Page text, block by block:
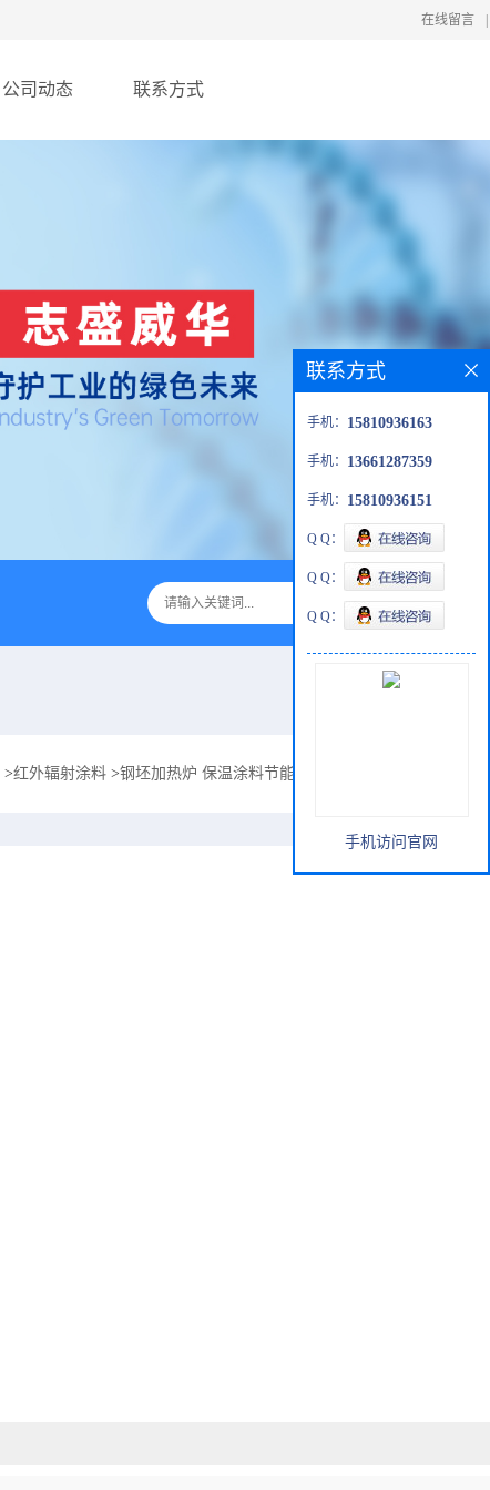
在线留言
公司动态 联系方式
>红外辐射涂料 >钢坯加热炉 保温涂料节能改造用志盛ZS-1061红外辐
联系方式
手机： 15810936163
手机： 13661287359
手机： 15810936151
Q Q：
Q Q：
Q Q：
手机访问官网